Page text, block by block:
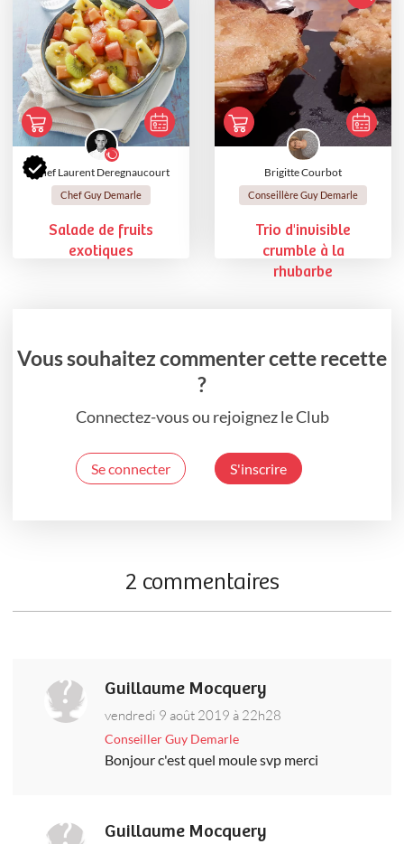
Chef Laurent Deregnaucourt
Chef Guy Demarle
Salade de fruits
exotiques
Brigitte Courbot
Conseillère Guy Demarle
Trio d'invisible
crumble à la
rhubarbe
Vous souhaitez commenter cette recette
?
Connectez-vous ou rejoignez le Club
Se connecter S'inscrire
2 commentaires
Guillaume Mocquery
vendredi 9 août 2019 à 22h28
Conseiller Guy Demarle
Bonjour c'est quel moule svp merci
Guillaume Mocquery